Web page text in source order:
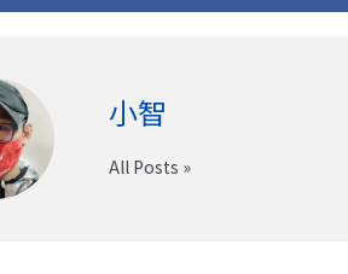
小智
All Posts »